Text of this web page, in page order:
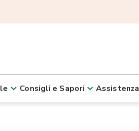
Consigli e Sapori Assistenza